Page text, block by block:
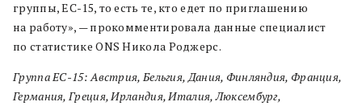
группы, ЕС-15, то есть те, кто едет по приглашению
на работу», — прокомментировала данные специалист
по статистике ONS Никола Роджерс.
Группа ЕС-15: Австрия, Бельгия, Дания, Финляндия, Франция,
Германия, Греция, Ирландия, Италия, Люксембург,